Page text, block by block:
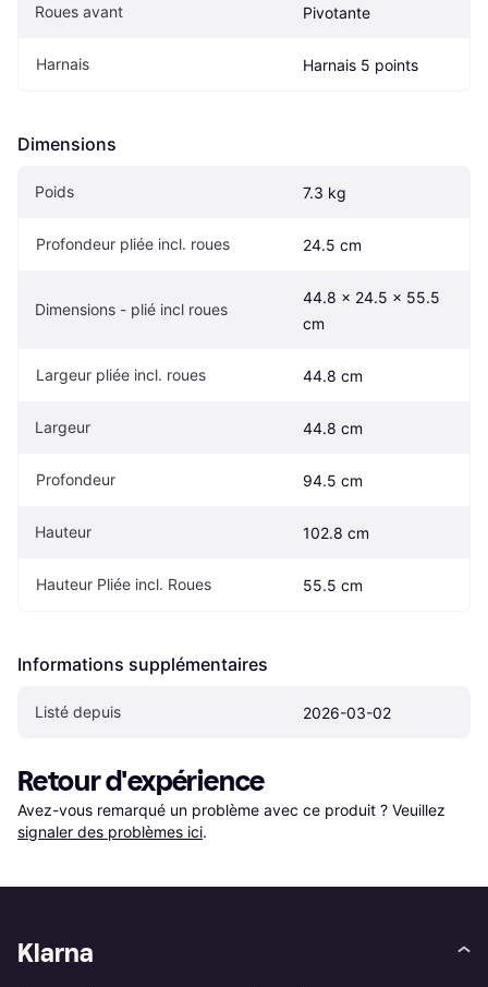
Roues avant Pivotante
Harnais Harnais 5 points
Dimensions
Poids 7.3 kg
Profondeur pliée incl. roues 24.5 cm
Dimensions - plié incl roues
44.8 x 24.5 x 55.5
cm
Largeur pliée incl. roues 44.8 cm
Largeur 44.8 cm
Profondeur 94.5 cm
Hauteur 102.8 cm
Hauteur Pliée incl. Roues 55.5 cm
Informations supplémentaires
Listé depuis 2026-03-02
Retour d'expérience
Avez-vous remarqué un problème avec ce produit ? Veuillez
signaler des problèmes ici.
Klarna